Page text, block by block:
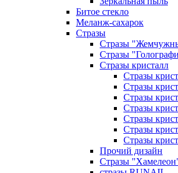
Битое стекло
Меланж-сахарок
Стразы
Стразы
Стразы
Стразы кристалл
Стразы
Стразы
Стразы
Стразы
Стразы
Стразы
Стразы
Прочий дизайн
Стразы